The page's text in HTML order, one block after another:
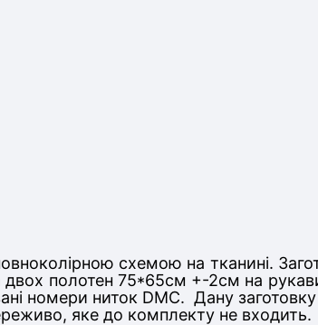
схемою на тканині.
двох полотен 75*65см +-2см на
номери ниток DMC. Дану
яке до комплекту не входить.